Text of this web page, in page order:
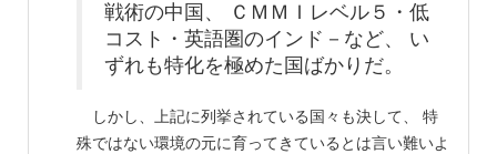
戦術の中国、 ＣＭＭＩレベル５・低
コスト・英語圏のインド－など、 い
ずれも特化を極めた国ばかりだ。
しかし、上記に列挙されている国々も決して、 特
殊ではない環境の元に育ってきているとは言い難いよ